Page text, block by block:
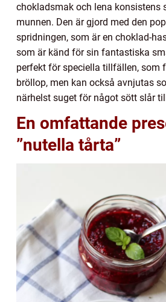
chokladsmak och lena konsistens
munnen. Den är gjord med den
spridningen, som är en choklad-
som är känd för sin fantastiska
perfekt för speciella tillfällen, som
bröllop, men kan också avnjutas
närhelst suget för något sött slår
En omfattande
”nutella tårta”